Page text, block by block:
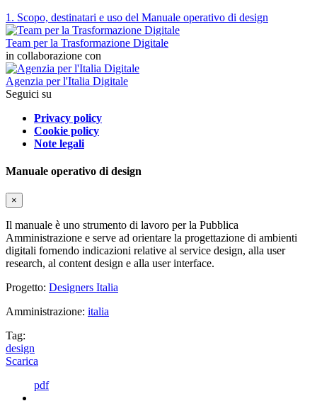
1. Scopo, destinatari e uso del Manuale operativo di design
Team per la Trasformazione Digitale
in collaborazione con
Agenzia per l'Italia Digitale
Seguici su
Privacy policy
Cookie policy
Note legali
Manuale operativo di design
×
Il manuale è uno strumento di lavoro per la Pubblica
Amministrazione e serve ad orientare la progettazione di ambienti
digitali fornendo indicazioni relative al service design, alla user
research, al content design e alla user interface.
Progetto: Designers Italia
Amministrazione: italia
Tag:
design
Scarica
pdf